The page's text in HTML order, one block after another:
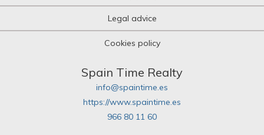
Legal advice
Cookies policy
Spain Time Realty
info@spaintime.es
https://www.spaintime.es
966 80 11 60